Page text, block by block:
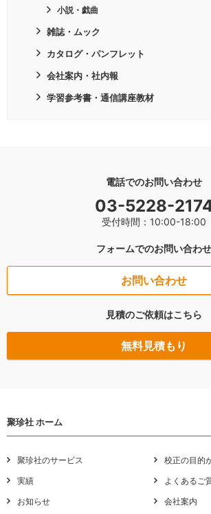
小説・戯曲
雑誌・ムック
カタログ・パンフレット
会社案内・社内報
学習参考書・通信講座教材
電話でのお問い合わせ
03-5228-
受付時間：10:00-18:00
フォームでのお問い合わせ
お問い合わせ
見積のご依頼はこちら
無料見積もり
聚珍社 ホーム
聚珍社のサービス
校正の目的
実績
よくあるご
お知らせ
会社案内